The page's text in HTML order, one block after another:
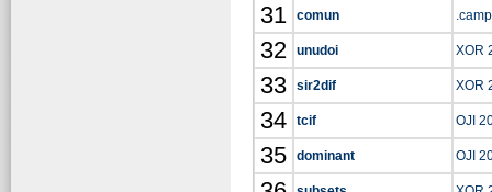
31 comun
32 unudoi XOR
33 sir2dif XOR
34 tcif OJI
35 dominant OJI